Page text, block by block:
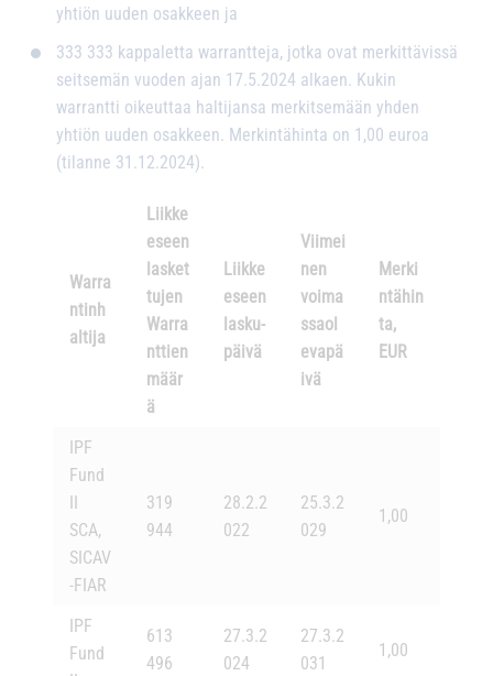
yhtiön uuden osakkeen ja
333 333 kappaletta warrantteja, jotka ovat merkittävissä
seitsemän vuoden ajan 17.5.2024 alkaen. Kukin
warrantti oikeuttaa haltijansa merkitsemään yhden
yhtiön uuden osakkeen. Merkintähinta on 1,00 euroa
(tilanne 31.12.2024).
Warra
ntinh
altija
Liikke
eseen
lasket
tujen
Warra
nttien
määr
ä
Liikke
eseen
lasku-
päivä
Viimei
nen
voima
ssaol
evapä
ivä
Merki
ntähin
ta,
EUR
IPF
Fund
SCA,
SICAV
-FIAR
319
944
28.2.2
022
25.3.2
029
1,00
IPF
Fund
613
496
27.3.2
024
27.3.2
031
1,00